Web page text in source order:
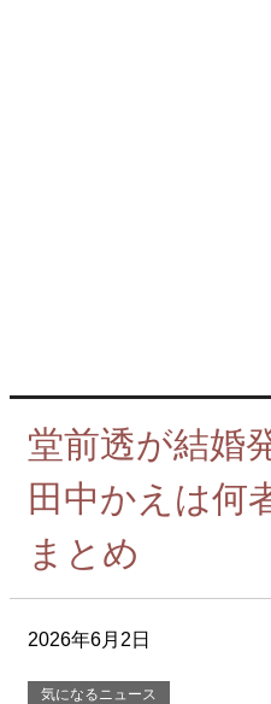
堂前透が結婚
田中かえは何
まとめ
2026年6月2日
気になるニュース